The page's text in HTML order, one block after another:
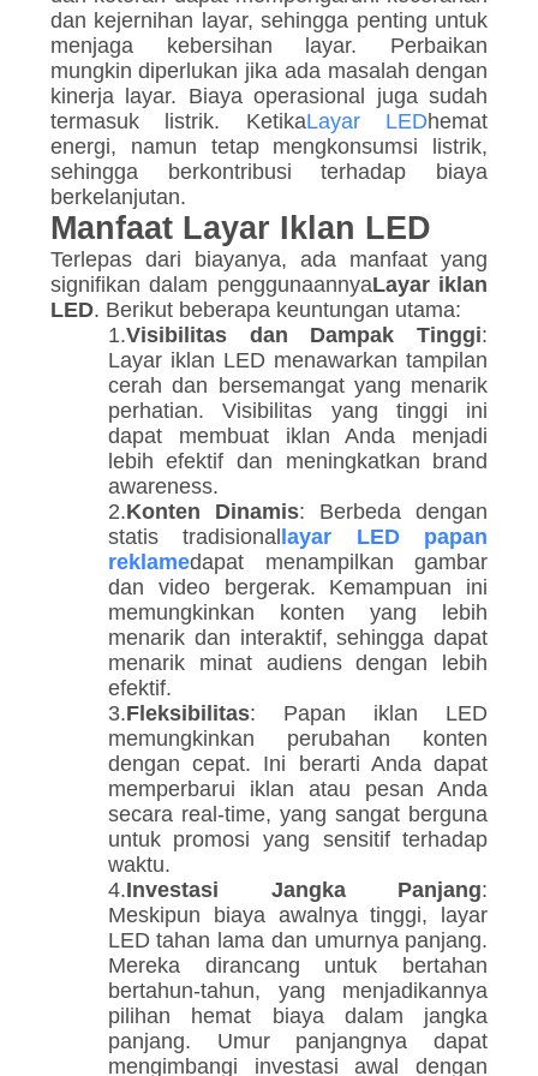
dan kejernihan layar, sehingga penting untuk
menjaga kebersihan layar. Perbaikan
mungkin diperlukan jika ada masalah dengan
kinerja layar. Biaya operasional juga sudah
termasuk listrik. KetikaLayar LEDhemat
energi, namun tetap mengkonsumsi listrik,
sehingga berkontribusi terhadap biaya
berkelanjutan.
Manfaat Layar Iklan LED
Terlepas dari biayanya, ada manfaat yang
signifikan dalam penggunaannyaLayar iklan
LED. Berikut beberapa keuntungan utama:
1.Visibilitas dan Dampak Tinggi:
Layar iklan LED menawarkan tampilan
cerah dan bersemangat yang menarik
perhatian. Visibilitas yang tinggi ini
dapat membuat iklan Anda menjadi
lebih efektif dan meningkatkan brand
awareness.
2.Konten Dinamis: Berbeda dengan
statis tradisional layar LED papan
reklamedapat menampilkan gambar
dan video bergerak. Kemampuan ini
memungkinkan konten yang lebih
menarik dan interaktif, sehingga dapat
menarik minat audiens dengan lebih
efektif.
3.Fleksibilitas: Papan iklan LED
memungkinkan perubahan konten
dengan cepat. Ini berarti Anda dapat
memperbarui iklan atau pesan Anda
secara real-time, yang sangat berguna
untuk promosi yang sensitif terhadap
waktu.
4.Investasi Jangka Panjang:
Meskipun biaya awalnya tinggi, layar
LED tahan lama dan umurnya panjang.
Mereka dirancang untuk bertahan
bertahun-tahun, yang menjadikannya
pilihan hemat biaya dalam jangka
panjang. Umur panjangnya dapat
mengimbangi investasi awal dengan